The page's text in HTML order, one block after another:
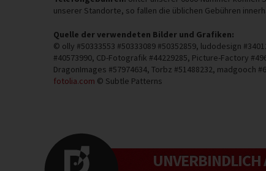
unserer Standorte, so fallen die üblichen Gebühren
Quelle der verwendeten Bilder und Grafiken:
© olly #50333553 #50333089 #50352859, ludodesign
#40573990, CD-Fotografik #44229285, Picture-Factory
DragonImages #57974634, Torbz #51488232, madgooch
fotolia.com © Subtle Patterns
UNVERBINDLICH